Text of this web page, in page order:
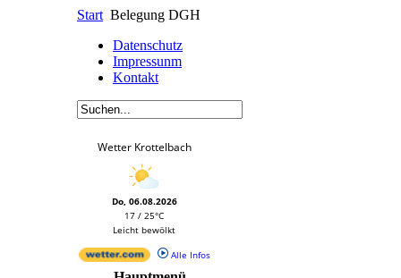
Start Belegung DGH
Datenschutz
Impressunm
Kontakt
Wetter Krottelbach
Do, 06.08.2026
17 / 25°C
Leicht bewölkt
Alle Infos